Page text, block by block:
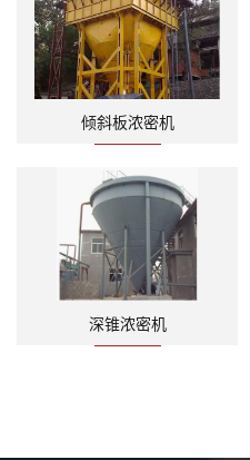
倾斜板浓密机
深锥浓密机